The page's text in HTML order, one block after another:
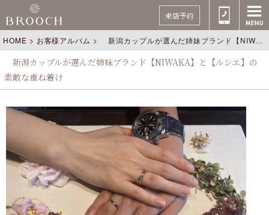
来店予約
HOME > お客様アルバム > 新潟カップルが選んだ姉妹ブランド【NIWAKA】と【ルシエ】の素敵な重ね着け
新潟カップルが選んだ姉妹ブランド【NIWAKA】と【ルシエ】の
素敵な重ね着け